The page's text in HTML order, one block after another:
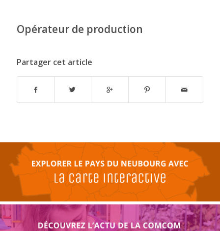
Opérateur de production
Partager cet article